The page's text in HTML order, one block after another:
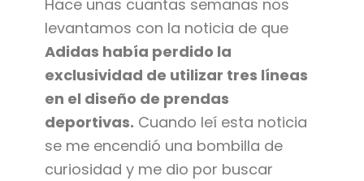
Hace unas cuantas semanas nos
levantamos con la noticia de que
Adidas había perdido la
exclusividad de utilizar tres líneas
en el diseño de prendas
deportivas. Cuando leí esta noticia
se me encendió una bombilla de
curiosidad y me dio por buscar